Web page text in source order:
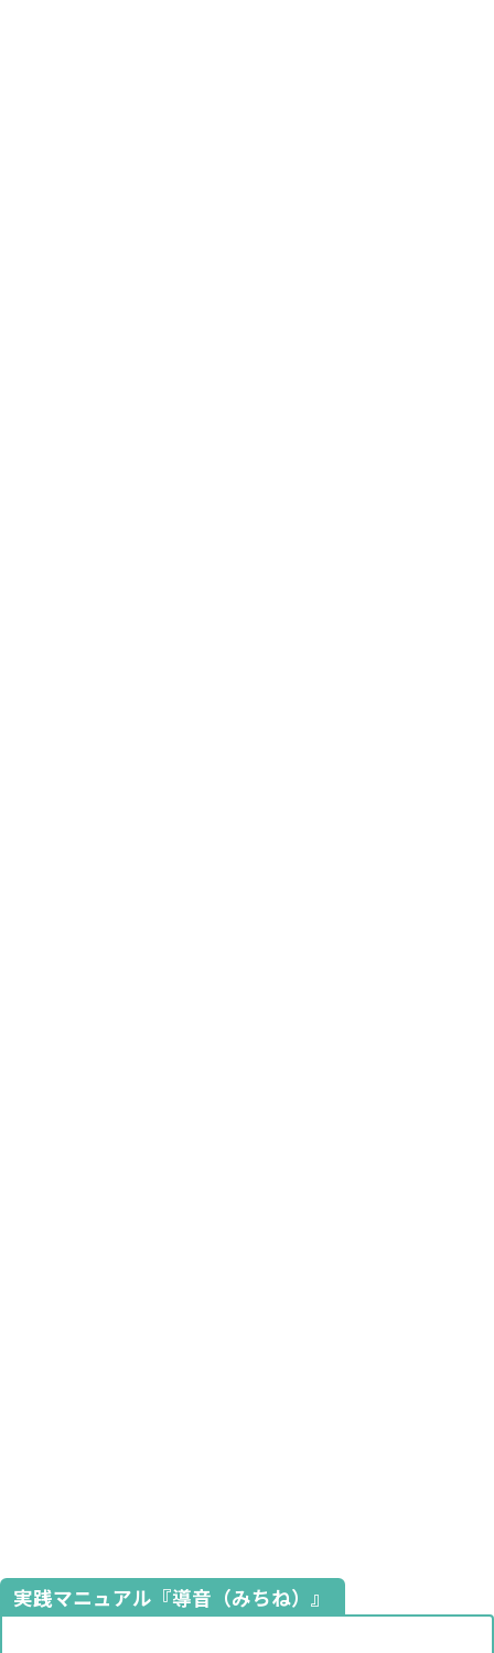
実践マニュアル『導音（みちね）』